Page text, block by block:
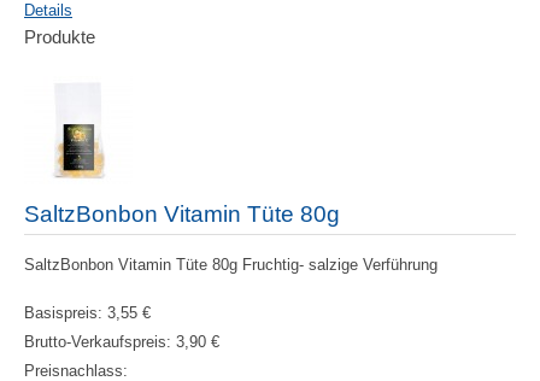
Details
Produkte
SaltzBonbon Vitamin Tüte 80g
SaltzBonbon Vitamin Tüte 80g Fruchtig- salzige Verführung
Basispreis: 3,55 €
Brutto-Verkaufspreis: 3,90 €
Preisnachlass: